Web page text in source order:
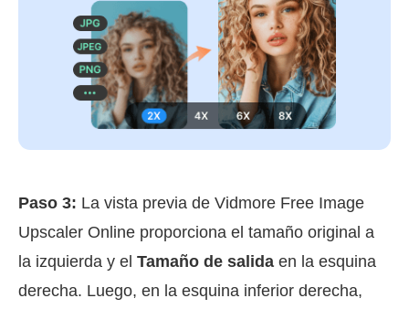
Paso 3: La vista previa de Vidmore Free Image
Upscaler Online proporciona el tamaño original a
la izquierda y el Tamaño de salida en la esquina
derecha. Luego, en la esquina inferior derecha,